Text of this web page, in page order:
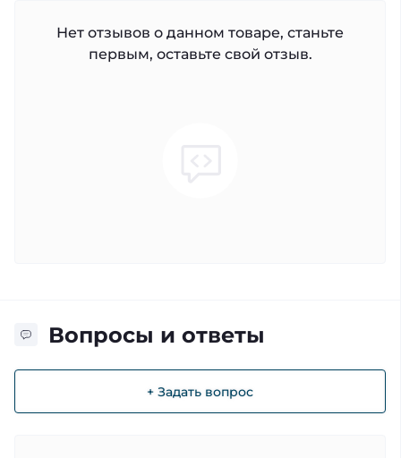
Нет отзывов о данном товаре, станьте
первым, оставьте свой отзыв.
Вопросы и ответы
+ Задать вопрос